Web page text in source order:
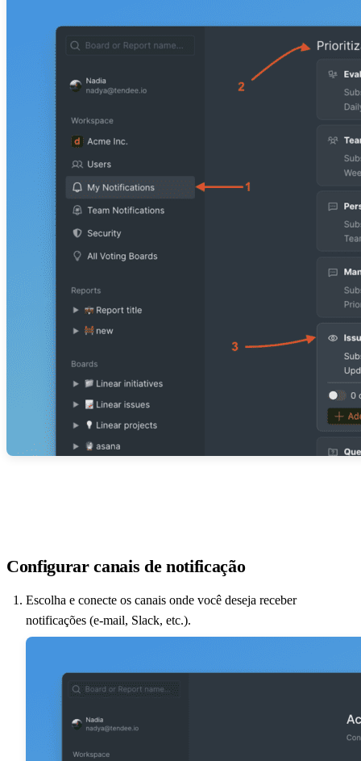
Configurar canais de notificação
Escolha e conecte os canais onde você deseja receber
notificações (e-mail, Slack, etc.).